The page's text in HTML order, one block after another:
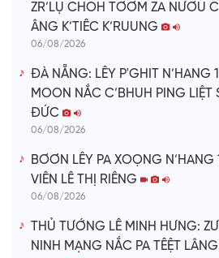
ZR’LỤ CHOH TƠƠM ZA NƯƠU
ÂNG K’TIÊC K’RUUNG
06/08/2026
ĐÀ NẴNG: LÊY P'GHIT N’HANG
MOON NẮC C’BHUH PING LIỆT
ĐỨC
06/08/2026
BƠƠN LÊY PA XOỌNG
VIÊN LÊ THỊ RIÊNG
06/08/2026
THỦ TƯỚNG LÊ MINH HƯNG:
NINH MẠNG NẮC PA TÊỆT